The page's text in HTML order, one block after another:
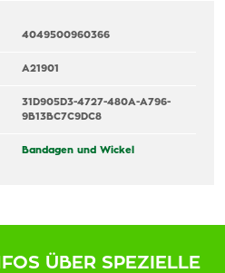
4049500960366
A21901
31D905D3-4727-480A-A796-
9B13BC7C9DC8
Bandagen und Wickel
ÜBER SPEZIELLE